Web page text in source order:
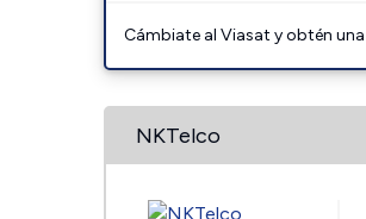
Cámbiate al Viasat y obtén
NKTelco